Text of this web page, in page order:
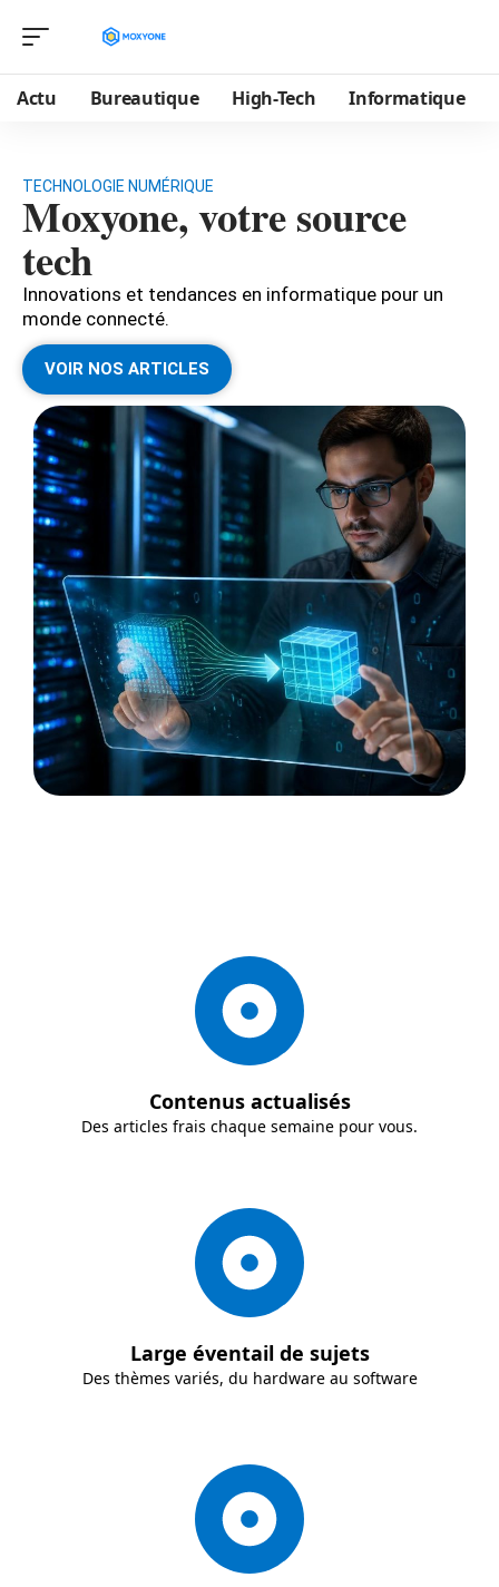
Actu Bureautique High-Tech Informatique
TECHNOLOGIE NUMÉRIQUE
Moxyone, votre source
tech
Innovations et tendances en informatique pour un
monde connecté.
VOIR NOS ARTICLES
Contenus actualisés
Des articles frais chaque semaine pour vous.
Large éventail de sujets
Des thèmes variés, du hardware au software